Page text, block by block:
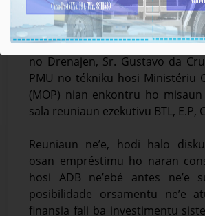
Díli, 22/10/2024. Vise-
Ezekutiva (KE) Bee Timor-Leste
(BTL, EP) ba Asuntu Sistema
no Drenajen, Sr. Gustavo da
PMU no tékniku hosi Ministériu
(MOP) nian enkontru ho
sala reuniaun ezekutivu BTL, E.P,
Reuniaun ne’e, hodi halo
osan empréstimu ho naran
hosi ADB ne’ebé antes ne’e
posibilidade orsamentu ne’e
finansia fali ba investimentu